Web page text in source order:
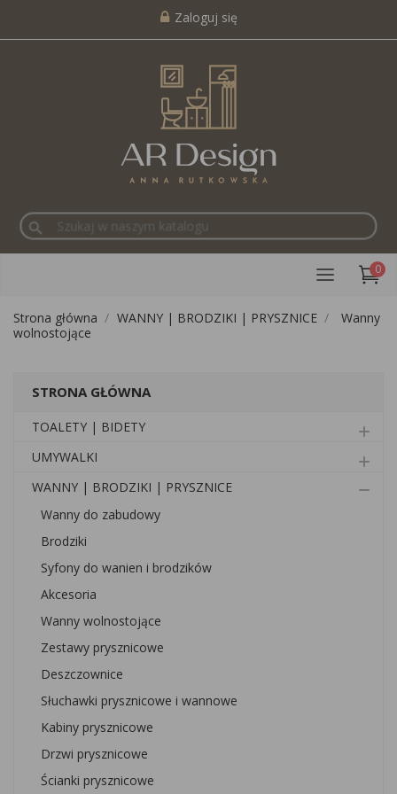
Zaloguj się
search
0
Strona główna WANNY | BRODZIKI | PRYSZNICE
Wanny
wolnostojące
STRONA GŁÓWNA
TOALETY | BIDETY add
UMYWALKI add
WANNY | BRODZIKI | PRYSZNICE remove
Wanny do zabudowy
Brodziki
Syfony do wanien i brodzików
Akcesoria
Wanny wolnostojące
Zestawy prysznicowe
Deszczownice
Słuchawki prysznicowe i wannowe
Kabiny prysznicowe
Drzwi prysznicowe
Ścianki prysznicowe